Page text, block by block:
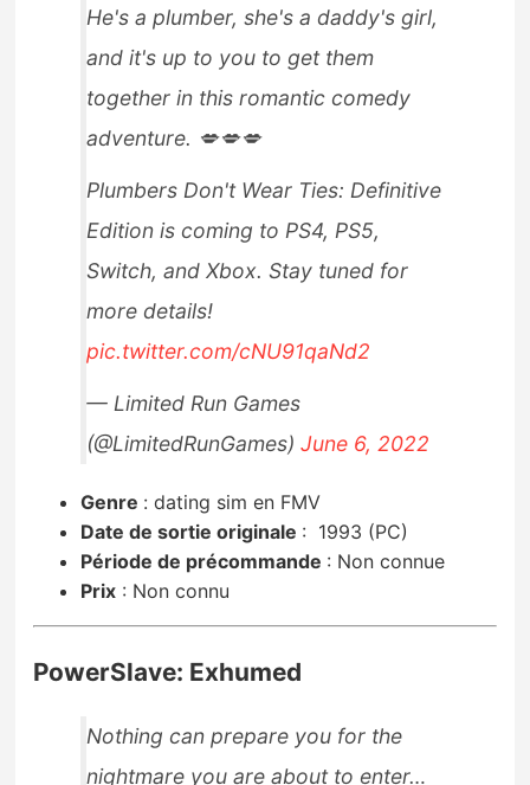
He's a plumber, she's a daddy's girl,
and it's up to you to get them
together in this romantic comedy
adventure. 💋💋💋
Plumbers Don't Wear Ties: Definitive
Edition is coming to PS4, PS5,
Switch, and Xbox. Stay tuned for
more details!
pic.twitter.com/cNU91qaNd2
— Limited Run Games
(@LimitedRunGames)June 6, 2022
Genre : dating sim en FMV
Date de sortie originale : 1993 (PC)
Période de précommande : Non connue
Prix : Non connu
PowerSlave: Exhumed
Nothing can prepare you for the
nightmare you are about to enter…